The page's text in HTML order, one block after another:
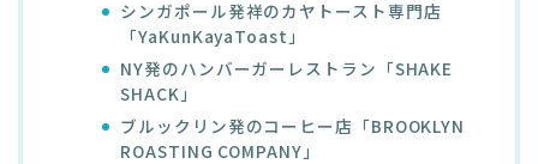
シンガポール発祥のカヤトースト専門店
「YaKunKayaToast」
NY発のハンバーガーレストラン「SHAKE
SHACK」
ブルックリン発のコーヒー店「BROOKLYN
ROASTING COMPANY」